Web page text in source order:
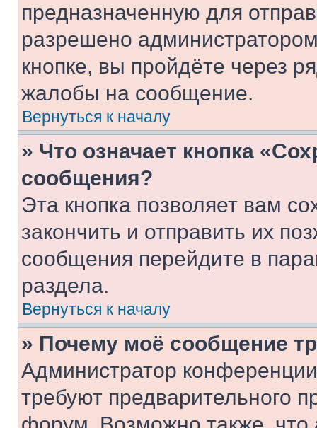
предназначенную для
разрешено
кнопке, вы пройдёте через
жалобы на сообщение.
Вернуться к началу
» Что означает кнопка
сообщения?
Эта кнопка позволяет вам
закончить и отправить их
сообщения перейдите в
раздела.
Вернуться к началу
» Почему моё сообщение
Администратор
требуют предварительного